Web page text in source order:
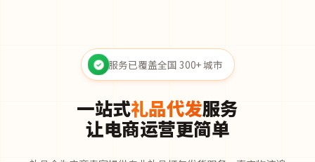
服务已覆盖全国 300+ 城市
一站式礼品代发服务
让电商运营更简单